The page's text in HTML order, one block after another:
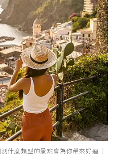
什麼類型的景點會為你帶來好運｜